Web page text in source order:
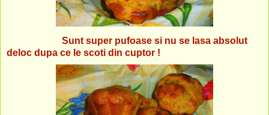
Sunt super pufoase si nu se lasa absolut
deloc dupa ce le scoti din cuptor !